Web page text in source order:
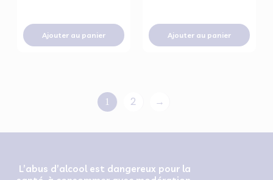
Ajouter au panier Ajouter au panier
1 2 →
L’abus d’alcool est dangereux pour la